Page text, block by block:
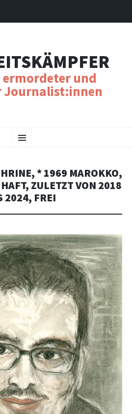
und
Menu
TO
* 1969 MAROKKO,
ZULETZT VON 2018
2024, FREI